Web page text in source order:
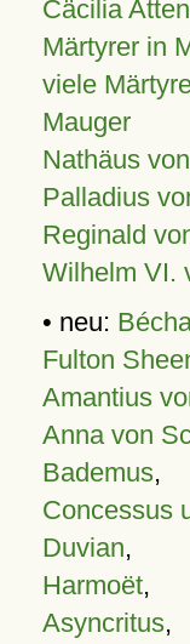
Cäcilia
Märtyrer in
viele
Mauger
Nathäus
Palladius
Reginald
Wilhelm VI.
• neu:
Fulton
Amantius
Anna von
Bademus,
Concessus
Duvian,
Harmoët,
Asyncritus,